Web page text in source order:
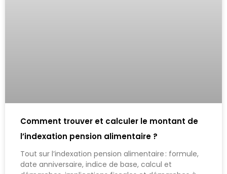
Comment trouver et calculer le montant de
l’indexation pension alimentaire ?
Tout sur l’indexation pension alimentaire : formule,
date anniversaire, indice de base, calcul et